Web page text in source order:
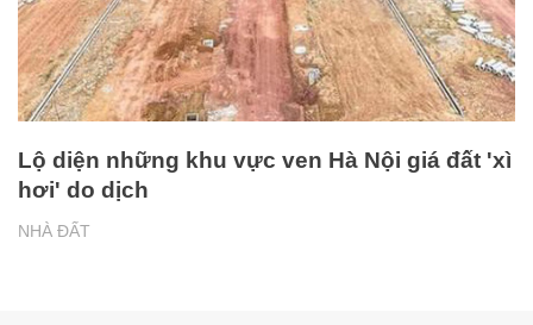
NHÀ ĐẤT
Lộ diện những khu vực ven Hà Nội giá đất 'xì
hơi' do dịch